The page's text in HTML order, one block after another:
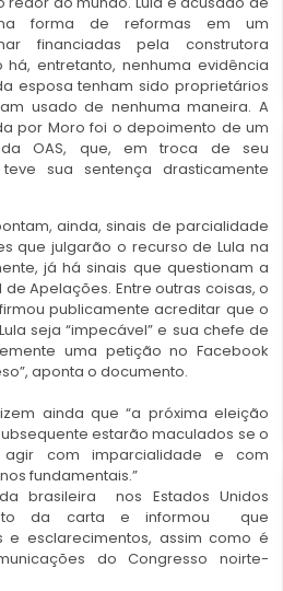
forma de reformas em um
financiadas pela construtora
há, entretanto, nenhuma evidência
esposa tenham sido proprietários
usado de nenhuma maneira. A
por Moro foi o depoimento de um
OAS, que, em troca de seu
sua sentença drasticamente
ainda, sinais de parcialidade
que julgarão o recurso de Lula na
já há sinais que questionam a
Apelações. Entre outras coisas, o
publicamente acreditar que o
seja “impecável” e sua chefe de
uma petição no Facebook
aponta o documento.
ainda que “a próxima eleição
estarão maculados se o
agir com imparcialidade e com
fundamentais.”
brasileira nos Estados Unidos
da carta e informou que
e esclarecimentos, assim como é
do Congresso noirte-